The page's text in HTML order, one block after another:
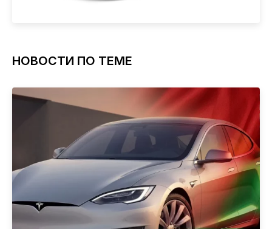
НОВОСТИ ПО ТЕМЕ